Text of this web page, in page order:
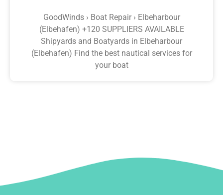
GoodWinds › Boat Repair › Elbeharbour
(Elbehafen) +120 SUPPLIERS AVAILABLE
Shipyards and Boatyards in Elbeharbour
(Elbehafen) Find the best nautical services for
your boat